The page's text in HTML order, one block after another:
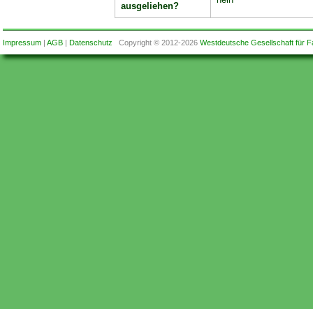
ausgeliehen?
Impressum| AGB| Datenschutz Copyright © 2012-2026 Westdeutsche Gesellschaft für